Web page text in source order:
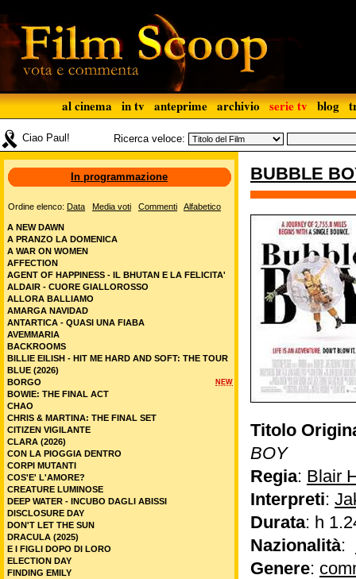
al cinema in tv anteprime archivio serie tv blog
Ciao Paul! Ricerca veloce:
BUBBLE
Titolo
BOY
Regia: Blair
Interpreti:
Durata: h
Nazionalità:
Genere:
In programmazione
Ordine elenco: Data Media voti Commenti Alfabetico
A NEW DAWN
A PRANZO LA DOMENICA
A WAR ON WOMEN
AFFECTION
AGENT OF HAPPINESS - IL BHUTAN E LA FELICITA'
ALDAIR - CUORE GIALLOROSSO
ALLORA BALLIAMO
AMARGA NAVIDAD
ANTARTICA - QUASI UNA FIABA
AVEMMARIA
BACKROOMS
BILLIE EILISH - HIT ME HARD AND SOFT: THE TOUR
BLUE (2026)
NEW
BORGO
BOWIE: THE FINAL ACT
CHAO
CHRIS & MARTINA: THE FINAL SET
CITIZEN VIGILANTE
CLARA (2026)
CON LA PIOGGIA DENTRO
CORPI MUTANTI
COS'E' L'AMORE?
CREATURE LUMINOSE
DEEP WATER - INCUBO DAGLI ABISSI
DISCLOSURE DAY
DON'T LET THE SUN
DRACULA (2025)
E I FIGLI DOPO DI LORO
ELECTION DAY
FINDING EMILY